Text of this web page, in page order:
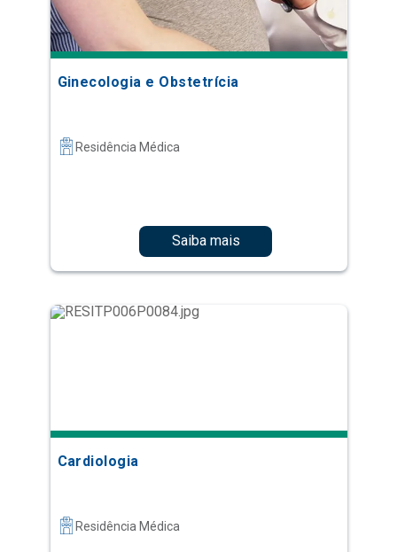
Ginecologia e Obstetrícia
Residência Médica
Saiba mais
Cardiologia
Residência Médica